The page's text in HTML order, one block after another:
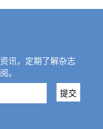
讯，定期了解杂志
。
提交